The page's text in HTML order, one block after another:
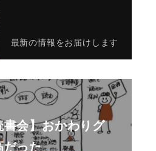
最新の情報をお届けします
会】おかわりグ
だった